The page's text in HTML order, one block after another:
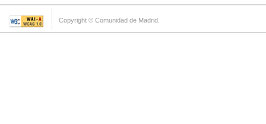
Copyright © Comunidad de Madrid.